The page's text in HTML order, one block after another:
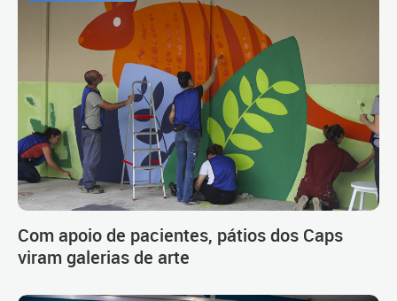
Com apoio de pacientes, pátios dos Caps
viram galerias de arte